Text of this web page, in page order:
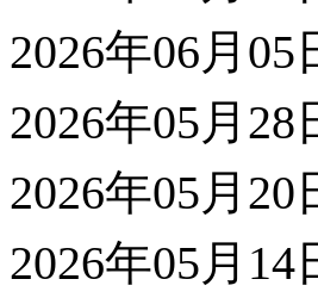
2026年06月
2026年05月
2026年05月
2026年05月